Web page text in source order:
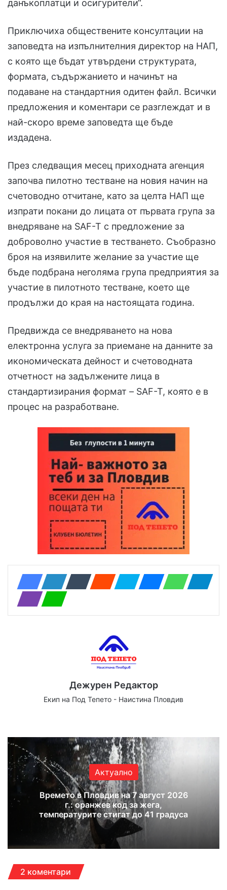
данъкоплатци и осигурители“.
Приключиха обществените консултации на
заповедта на изпълнителния директор на НАП,
с която ще бъдат утвърдени структурата,
формата, съдържанието и начинът на
подаване на стандартния одитен файл. Всички
предложения и коментари се разглеждат и в
най-скоро време заповедта ще бъде
издадена.
През следващия месец приходната агенция
започва пилотно тестване на новия начин на
счетоводно отчитане, като за целта НАП ще
изпрати покани до лицата от първата група за
внедряване на SAF-T с предложение за
доброволно участие в тестването. Съобразно
броя на изявилите желание за участие ще
бъде подбрана неголяма група предприятия за
участие в пилотното тестване, което ще
продължи до края на настоящата година.
Предвижда се внедряването на нова
електронна услуга за приемане на данните за
икономическата дейност и счетоводната
отчетност на задължените лица в
стандартизирания формат – SAF-T, която е в
процес на разработване.
Дежурен Редактор
Екип на Под Тепето - Наистина Пловдив
Актуално
Времето в Пловдив на 7 август 2026
г.: оранжев код за жега,
температурите стигат до 41 градуса
2 коментари